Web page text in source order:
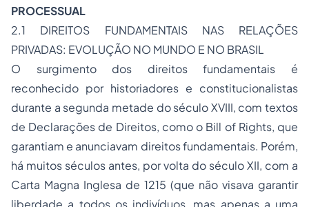
PROCESSUAL
2.1 DIREITOS FUNDAMENTAIS NAS RELAÇÕES
PRIVADAS: EVOLUÇÃO NO MUNDO E NO BRASIL
O surgimento dos direitos fundamentais é
reconhecido por historiadores e constitucionalistas
durante a segunda metade do século XVIII, com textos
de Declarações de Direitos, como o Bill of Rights, que
garantiam e anunciavam direitos fundamentais. Porém,
há muitos séculos antes, por volta do século XII, com a
Carta Magna Inglesa de 1215 (que não visava garantir
liberdade a todos os indivíduos, mas apenas a uma